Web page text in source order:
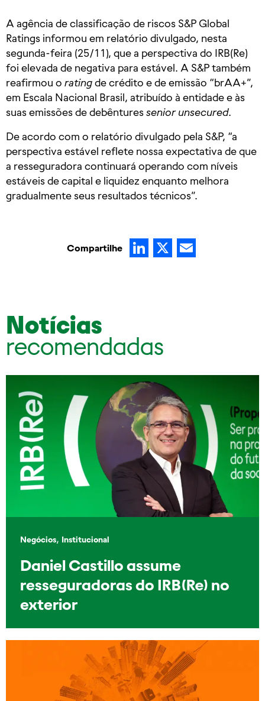
A agência de classificação de riscos S&P Global
Ratings informou em relatório divulgado, nesta
segunda-feira (25/11), que a perspectiva do IRB(Re)
foi elevada de negativa para estável. A S&P também
reafirmou o ratingde crédito e de emissão “brAA+”,
em Escala Nacional Brasil, atribuído à entidade e às
suas emissões de debênturessenior unsecured.
De acordo com o relatório divulgado pela S&P, “a
perspectiva estável reflete nossa expectativa de que
a resseguradora continuará operando com níveis
estáveis de capital e liquidez enquanto melhora
gradualmente seus resultados técnicos”.
Compartilhe LinkedIn
X
Notícias
recomendadas
Negócios, Institucional
Daniel Castillo assume
resseguradoras do IRB(Re) no
exterior